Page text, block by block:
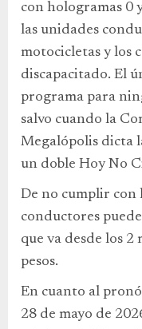
con hologramas 0
las unidades
motocicletas y los
discapacitado. El
programa para
salvo cuando la
Megalópolis dicta
un doble Hoy No
De no cumplir con
conductores
que va desde los 2
pesos.
En cuanto al
28 de mayo de